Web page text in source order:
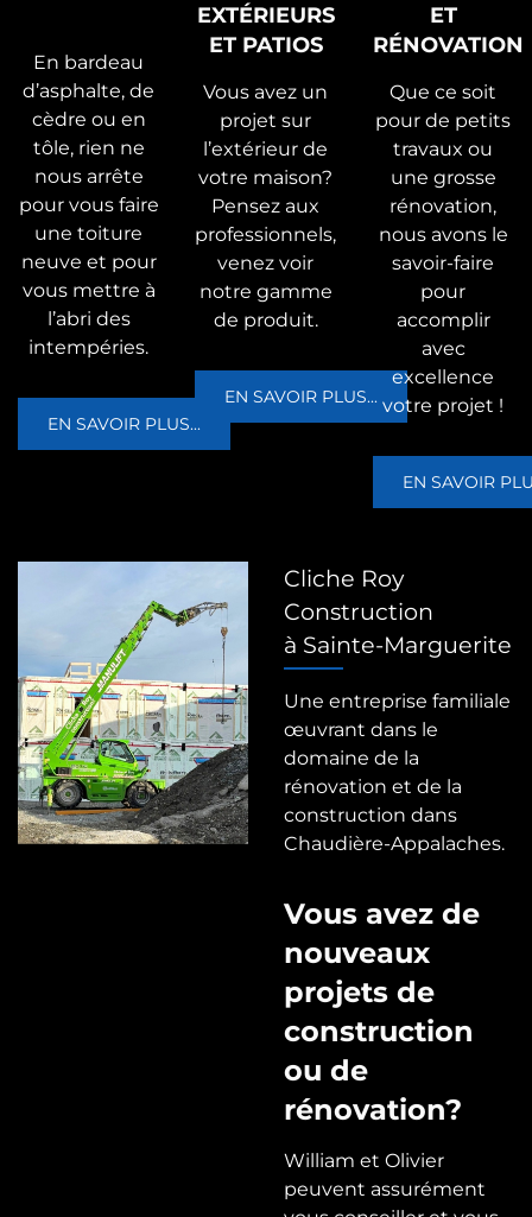
En bardeau
d’asphalte, de
cèdre ou en
tôle, rien ne
nous arrête
pour vous faire
une toiture
neuve et pour
vous mettre à
l’abri des
intempéries.
EN SAVOIR PLUS...
EXTÉRIEURS
ET PATIOS
Vous avez un
projet sur
l’extérieur de
votre maison?
Pensez aux
professionnels,
venez voir
notre gamme
de produit.
EN SAVOIR PLUS...
ET
RÉNOVATION
Que ce soit
pour de petits
travaux ou
une grosse
rénovation,
nous avons le
savoir-faire
pour
accomplir
avec
excellence
votre projet !
EN SAVOIR
Cliche Roy
Construction
à Sainte-Marguerite
Une entreprise familiale
œuvrant dans le
domaine de la
rénovation et de la
construction dans
Chaudière-Appalaches.
Vous avez de
nouveaux
projets de
construction
ou de
rénovation?
William et Olivier
peuvent assurément